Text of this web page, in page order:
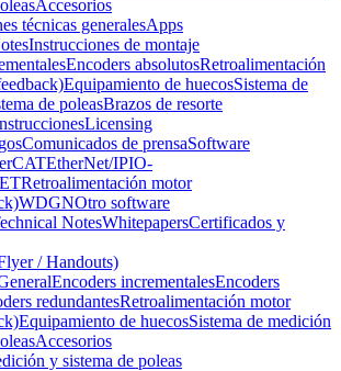
Accesorios
técnicas generalesApps
Instrucciones de montaje
Encoders absolutosRetroalimentación
Equipamiento de huecosSistema de
de poleasBrazos de resorte
Licensing
Comunicados de prensaSoftware
EtherNet/IPIO-
Retroalimentación motor
WDGNOtro software
NotesWhitepapersCertificados y
/ Handouts)
Encoders incrementalesEncoders
redundantesRetroalimentación motor
Equipamiento de huecosSistema de medición
Accesorios
y sistema de poleas